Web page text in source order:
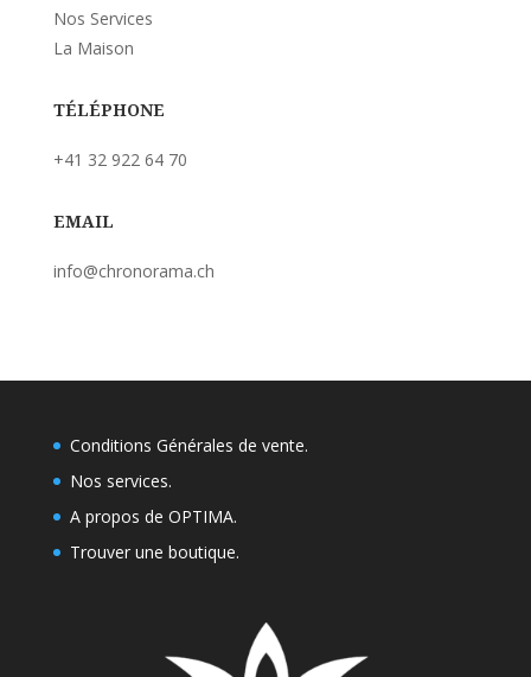
Nos Services
La Maison
TÉLÉPHONE
+41 32 922 64 70
EMAIL
info@chronorama.ch
Conditions Générales de vente.
Nos services.
A propos de OPTIMA.
Trouver une boutique.